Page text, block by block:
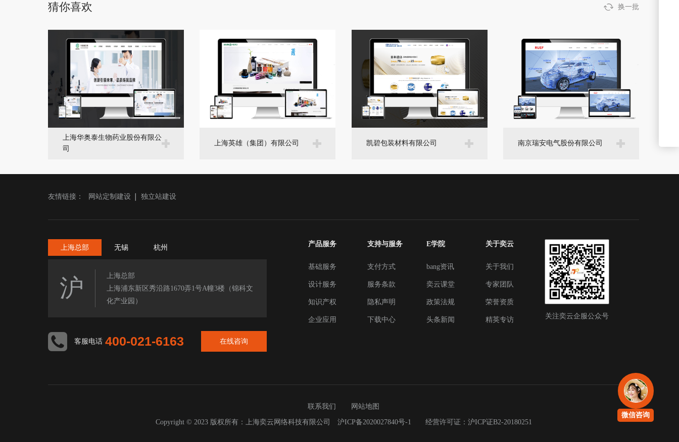
猜你喜欢 换一批
上海华奥泰生物药业股份有限公
司
上海英雄（集团）有限公司 凯碧包装材料有限公司 南京瑞安电气股份有限公司
友情链接： 网站定制建设 独立站建设
上海总部 无锡 杭州
沪
上海总部
上海浦东新区秀沿路1670弄1号A幢3楼（锦科文
化产业园）
客服电话 400-021-6163 在线咨询
产品服务
基础服务
设计服务
知识产权
企业应用
支持与服务
支付方式
服务条款
隐私声明
下载中心
E学院
bang资讯
奕云课堂
政策法规
头条新闻
关于奕云
关于我们
专家团队
荣誉资质
精英专访 关注奕云企服公众号
联系我们 网站地图
Copyright © 2023 版权所有：上海奕云网络科技有限公司 沪ICP备2020027840号-1 经营许可证：沪ICP证B2-20180251
微信咨询